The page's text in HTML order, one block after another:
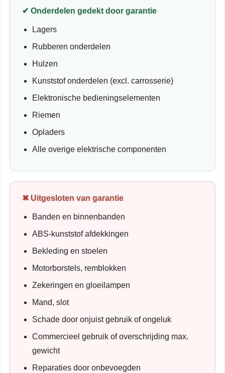
✔ Onderdelen gedekt door garantie
Lagers
Rubberen onderdelen
Hulzen
Kunststof onderdelen (excl. carrosserie)
Elektronische bedieningselementen
Riemen
Opladers
Alle overige elektrische componenten
✖ Uitgesloten van garantie
Banden en binnenbanden
ABS-kunststof afdekkingen
Bekleding en stoelen
Motorborstels, remblokken
Zekeringen en gloeilampen
Mand, slot
Schade door onjuist gebruik of ongeluk
Commercieel gebruik of overschrijding max.
gewicht
Reparaties door onbevoegden